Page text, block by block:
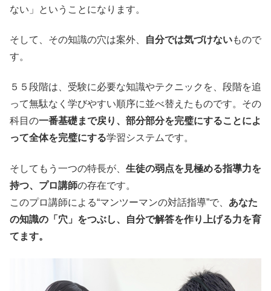
ない」ということになります。
そして、その知識の穴は案外、 自分では気づけないもので
す。
５５段階は、受験に必要な知識やテクニックを、段階を追
って無駄なく学びやすい順序に並べ替えたものです。その
科目の一番基礎まで戻り、部分部分を完璧にすることによ
って全体を完璧にする学習システムです。
そしてもう一つの特長が、 生徒の弱点を見極める指導力を
持つ、プロ講師の存在です。
このプロ講師による“マンツーマンの対話指導”で、 あなた
の知識の「穴」をつぶし、自分で解答を作り上げる力を育
てます。